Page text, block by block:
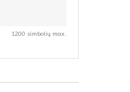
1200 simbolių max.